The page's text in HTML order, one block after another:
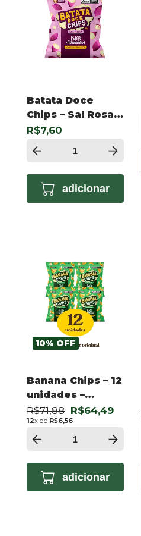
Batata Doce
Chips – Sal Rosa
50g
R$7,60
adicionar
10% OFF
Banana Chips – 12
unidades –
Original 50g
R$71,88 R$64,49
12x de R$6,56
adicionar